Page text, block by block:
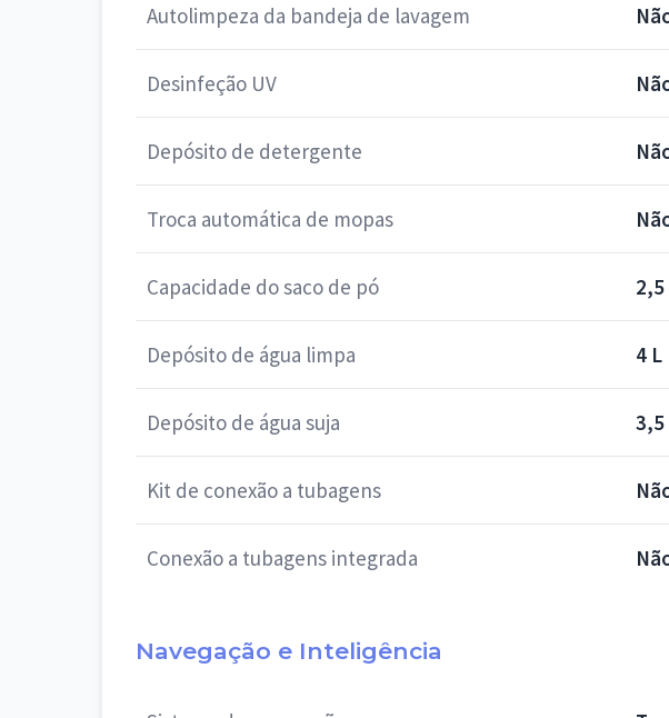
Autolimpeza da bandeja de lavagem
Desinfeção UV
Depósito de detergente
Troca automática de mopas
Capacidade do saco de pó 2,5
Depósito de água limpa 4 L
Depósito de água suja 3,5
Kit de conexão a tubagens
Conexão a tubagens integrada
Navegação e Inteligência